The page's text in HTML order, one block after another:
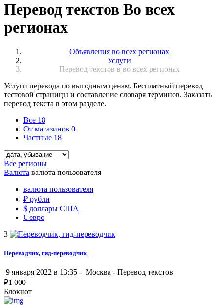
Перевод текстов Во всех
регионах
Объявления во всех регионах
Услуги
Перевод текстов в во всех регионах
Услуги перевода по выгодным ценам. Бесплатный перевод
тестовой страницы и составление словаря терминов. Заказать
перевод текста в этом разделе.
Все 18
От магазинов 0
Частные 18
Все регионы
Валюта валюта пользователя
валюта пользователя
₽ рубли
$ доллары США
€ евро
3
Переводчик, гид-переводчик
9 января 2022 в 13:35 - Москва - Перевод текстов
₽1 000
Блокнот